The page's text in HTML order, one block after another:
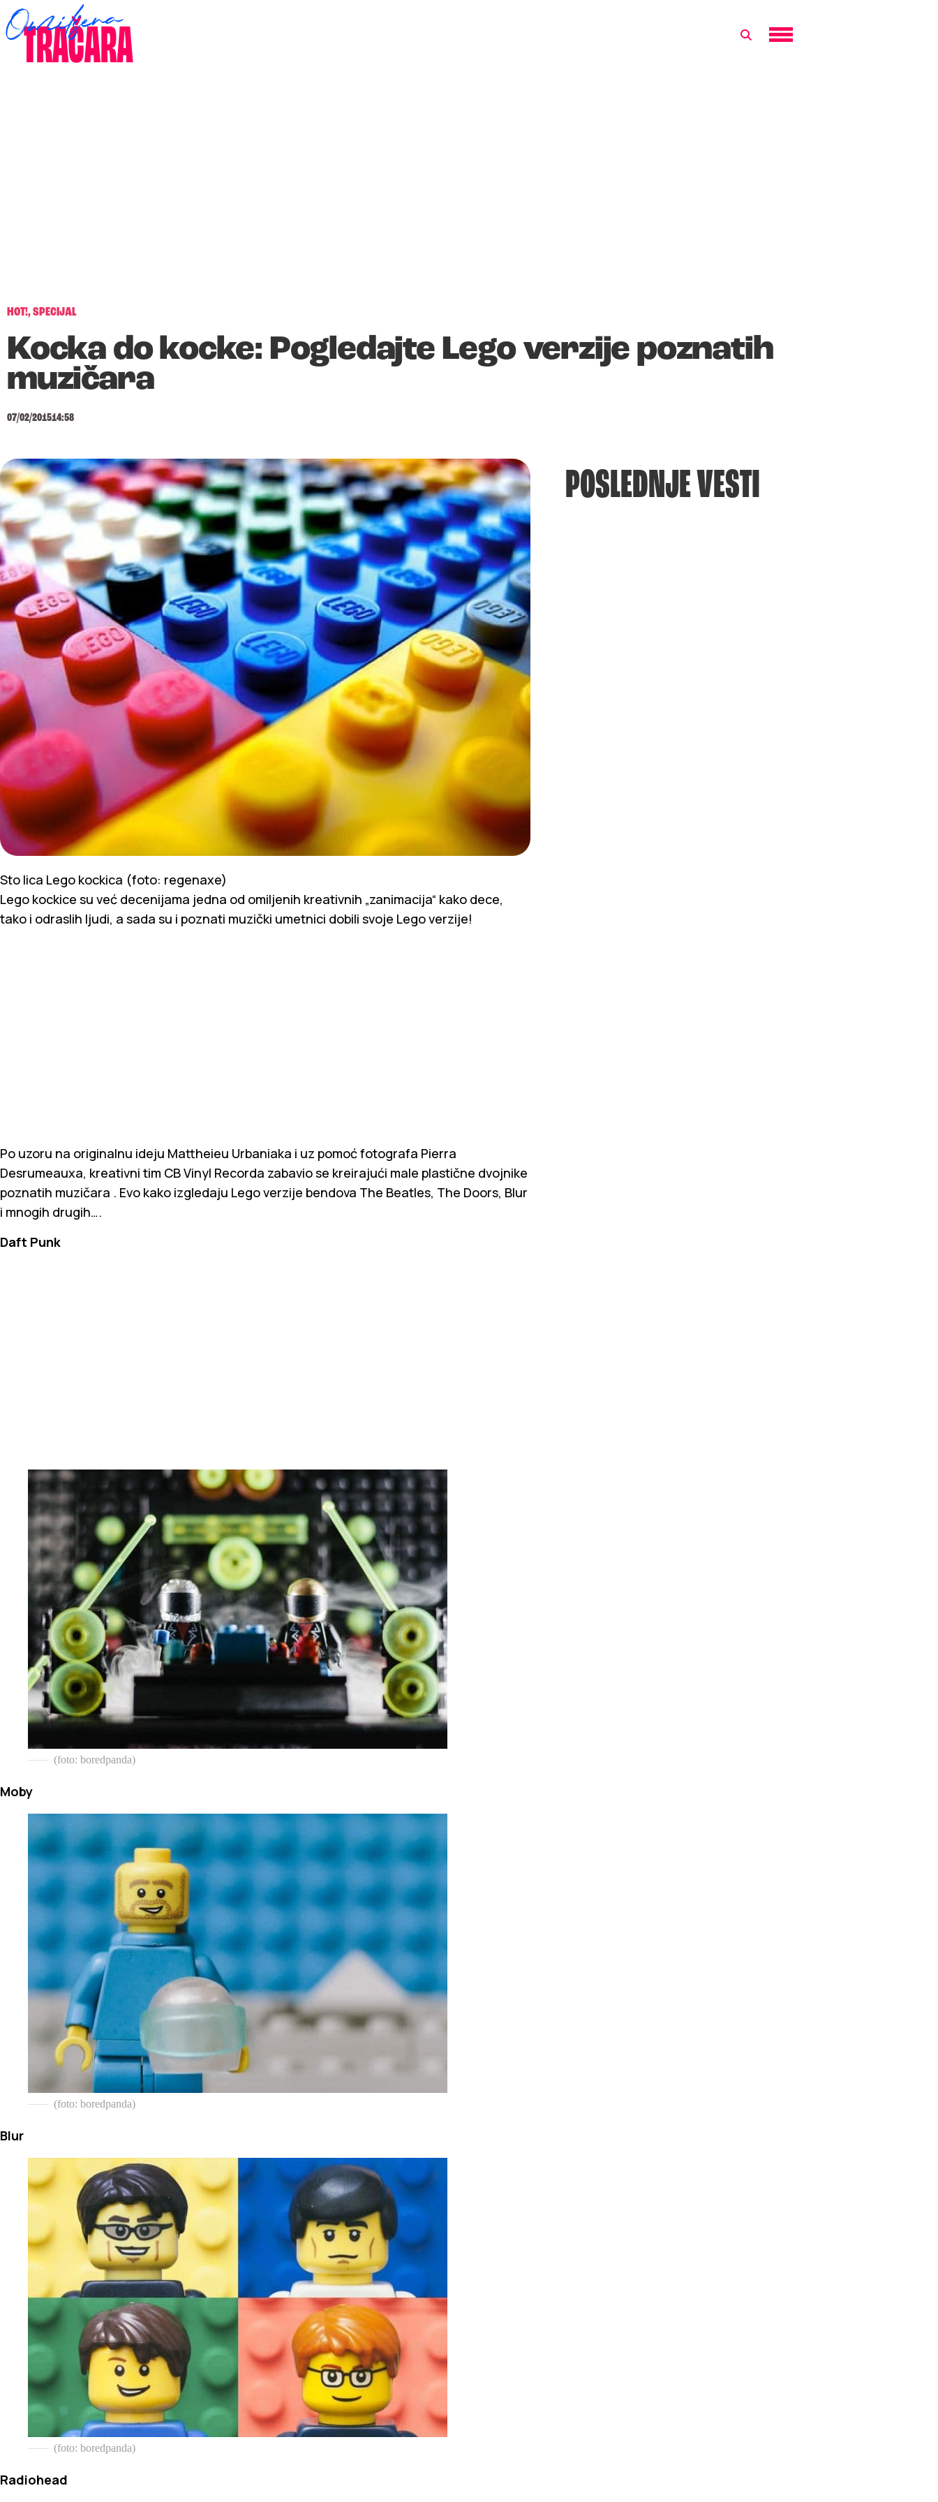
HOT!,SPECIJAL
Kocka do kocke: Pogledajte Lego verzije poznatih
muzičara
07/02/201514:58
Sto lica Lego kockica (foto: regenaxe)
Lego kockice su već decenijama jedna od omiljenih kreativnih „zanimacija“ kako dece,
tako i odraslih ljudi, a sada su i poznati muzički umetnici dobili svoje Lego verzije!
Po uzoru na originalnu ideju Mattheieu Urbaniaka i uz pomoć fotografa Pierra
Desrumeauxa, kreativni tim CB Vinyl Recorda zabavio se kreirajući male plastične dvojnike
poznatih muzičara . Evo kako izgledaju Lego verzije bendova The Beatles, The Doors, Blur
i mnogih drugih….
Daft Punk
(foto: boredpanda)
Moby
(foto: boredpanda)
Blur
(foto: boredpanda)
Radiohead
POSLEDNJE VESTI